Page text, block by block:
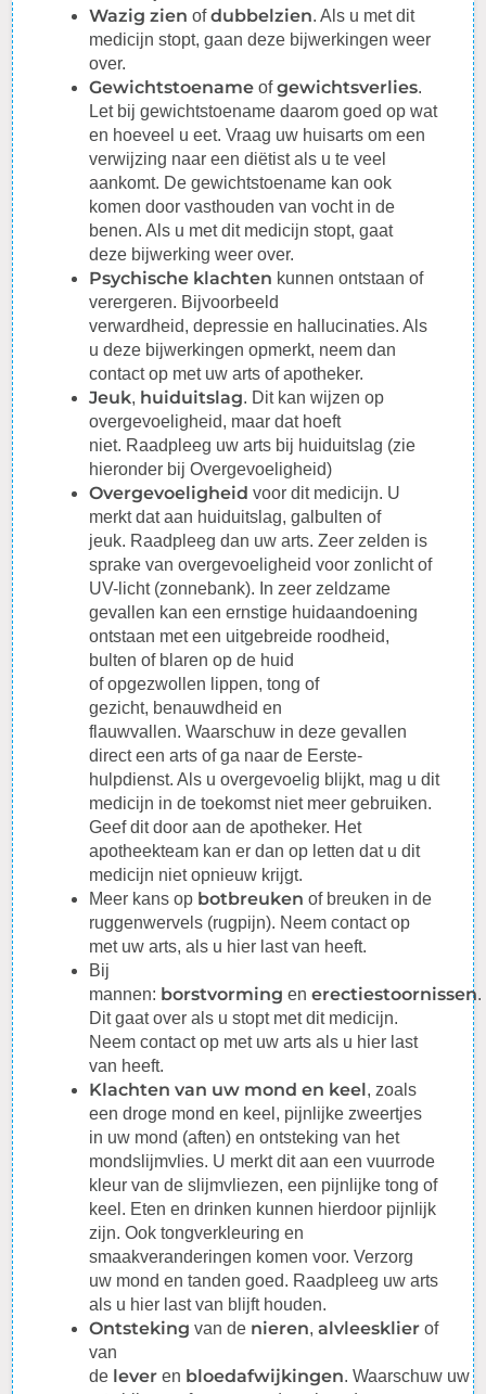
Wazig zien ofdubbelzien. Als u met dit
medicijn stopt, gaan deze bijwerkingen weer
over.
Gewichtstoenameofgewichtsverlies.
Let bij gewichtstoename daarom goed op wat
en hoeveel u eet. Vraag uw huisarts om een
verwijzing naar een diëtist als u te veel
aankomt. De gewichtstoename kan ook
komen door vasthouden van vocht in de
benen. Als u met dit medicijn stopt, gaat
deze bijwerking weer over.
Psychische klachten kunnen ontstaan of
verergeren. Bijvoorbeeld
verwardheid,depressie en hallucinaties. Als
u deze bijwerkingen opmerkt, neem dan
contact op met uw arts of apotheker.
Jeuk, huiduitslag. Dit kan wijzen op
overgevoeligheid, maar dat hoeft
niet. Raadpleeg uw arts bij huiduitslag (zie
hieronder bij Overgevoeligheid)
Overgevoeligheidvoor dit medicijn. U
merkt dat aan huiduitslag, galbulten of
jeuk. Raadpleeg dan uw arts. Zeer zelden is
sprake van overgevoeligheid voor zonlicht of
UV-licht (zonnebank). In zeer zeldzame
gevallen kan een ernstige huidaandoening
ontstaan met een uitgebreide roodheid,
bulten of blaren op de huid
ofopgezwollen lippen, tong of
gezicht, benauwdheid en
flauwvallen.Waarschuw in deze gevallen
direct een arts of ga naar de Eerste-
hulpdienst. Als u overgevoelig blijkt, mag u dit
medicijn in de toekomst niet meer gebruiken.
Geef dit door aan de apotheker. Het
apotheekteam kan er dan op letten dat u dit
medicijn niet opnieuw krijgt.
Meer kans op botbreukenof breuken in de
ruggenwervels (rugpijn). Neem contact op
met uw arts, als u hier last van heeft.
Bij
mannen: borstvormingenerectiestoornissen.
Dit gaat over als u stopt met dit medicijn.
Neem contact op met uw arts als u hier last
van heeft.
Klachten van uw mond en keel, zoals
een droge mond en keel, pijnlijke zweertjes
in uw mond (aften) en ontsteking van het
mondslijmvlies. U merkt dit aan een vuurrode
kleur van de slijmvliezen, een pijnlijke tong of
keel. Eten en drinken kunnen hierdoor pijnlijk
zijn. Ook tongverkleuring en
smaakveranderingen komen voor. Verzorg
uw mond en tanden goed. Raadpleeg uw arts
als u hier last van blijft houden.
Ontstekingvan de nieren,alvleesklierof
van
de leveren bloedafwijkingen.Waarschuw uw